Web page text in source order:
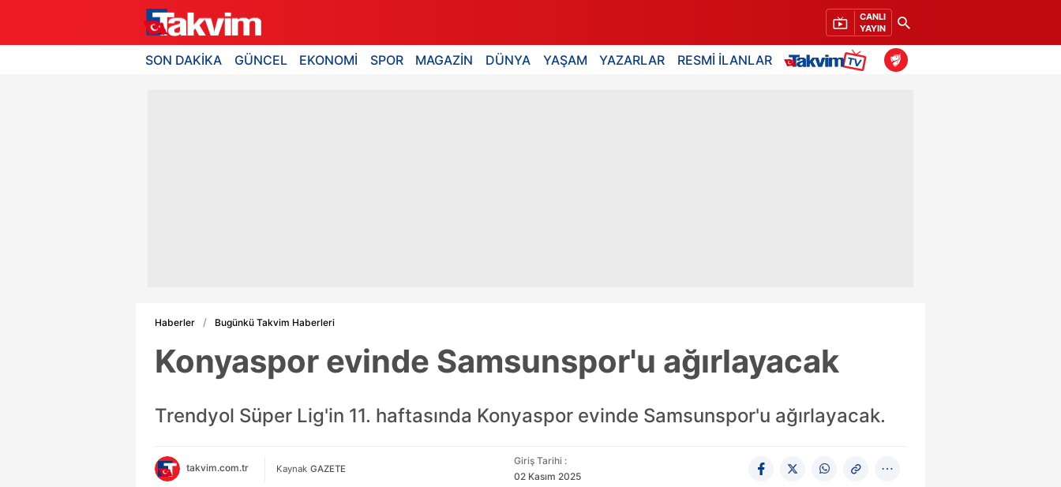
CANLI
YAYIN
SON DAKİKA GÜNCEL EKONOMİ SPOR MAGAZİN DÜNYA YAŞAM YAZARLAR RESMİ İLANLAR
Haberler Bugünkü Takvim Haberleri
Konyaspor evinde Samsunspor'u ağırlayacak
Trendyol Süper Lig'in 11. haftasında Konyaspor evinde Samsunspor'u ağırlayacak.
takvim.com.tr Kaynak GAZETE
Giriş Tarihi :
02 Kasım 2025